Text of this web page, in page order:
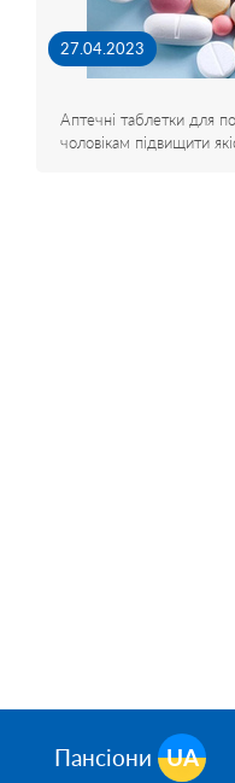
27.04.2023
Аптечні таблетки для
чоловікам підвищити
Пансіони UA